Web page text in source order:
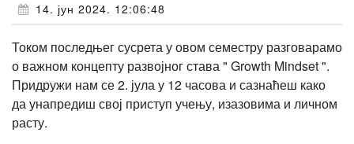
14. јун 2024. 12:06:48
Током последњег сусрета у овом семестру разговарамо
о важном концепту развојног става " Growth Mindset ".
Придружи нам се 2. јула у 12 часова и сазнаћеш како
да унапредиш свој приступ учењу, изазовима и личном
расту.